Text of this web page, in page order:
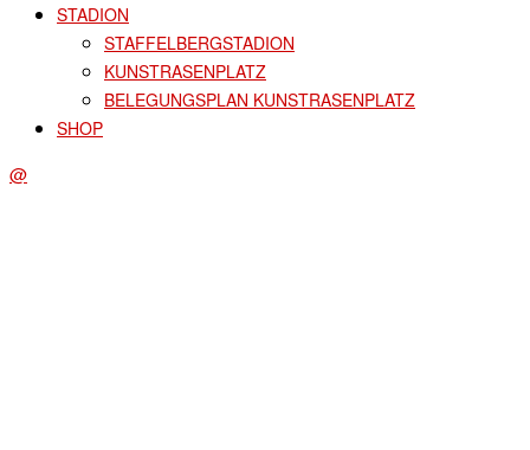
STADION
STAFFELBERGSTADION
KUNSTRASENPLATZ
BELEGUNGSPLAN KUNSTRASENPLATZ
SHOP
@